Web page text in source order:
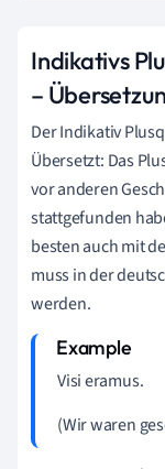
Indikativs
–
Der Indikativ
Übersetzt: Das
vor anderen
stattgefunden
besten auch mit
muss in der
werden.
Visi eramus.
(Wir waren